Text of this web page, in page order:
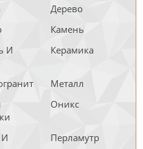
Дерево
Камень
И
Керамика
Металл
Оникс
Перламутр